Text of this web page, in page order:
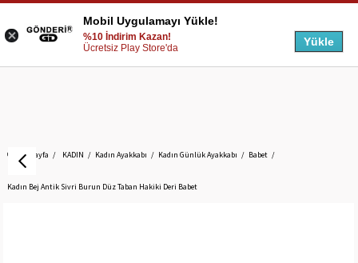
Anasayfa KADIN Kadın Ayakkabı Kadın Günlük Ayakkabı Babet
Kadın Bej Antik Sivri Burun Düz Taban Hakiki Deri Babet
Mobil Uygulamayı Yükle!
%10 İndirim Kazan!
Ücretsiz Play Store'da
Yükle